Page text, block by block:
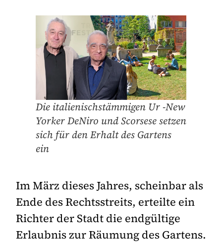
Die italienischstämmigen Ur -New
Yorker DeNiro und Scorsese setzen
sich für den Erhalt des Gartens
ein
Im März dieses Jahres, scheinbar als
Ende des Rechtsstreits, erteilte ein
Richter der Stadt die endgültige
Erlaubnis zur Räumung des Gartens.